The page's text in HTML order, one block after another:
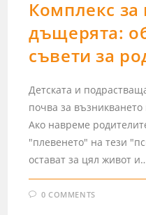
Комплекс
дъщерята:
съвети за
Детската и
почва за
Ако навреме
"плевенето" на тези
остават за цял живот
0 COMMENTS